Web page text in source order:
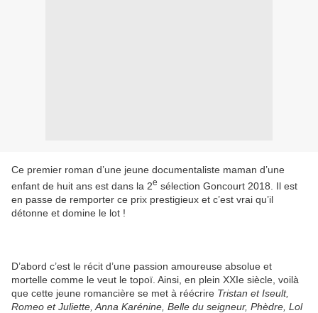
Ce premier roman d’une jeune documentaliste maman d’une
enfant de huit ans est dans la 2e sélection Goncourt 2018. Il est
en passe de remporter ce prix prestigieux et c’est vrai qu’il
détonne et domine le lot !
D’abord c’est le récit d’une passion amoureuse absolue et
mortelle comme le veut le topoï. Ainsi, en plein XXIe siècle, voilà
que cette jeune romancière se met à réécrire Tristan et Iseult,
Romeo et Juliette, Anna Karénine, Belle du seigneur, Phèdre, Lol